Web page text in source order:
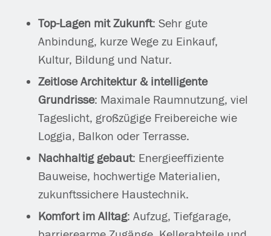
Top-Lagen mit Zukunft: Sehr gute
Anbindung, kurze Wege zu Einkauf,
Kultur, Bildung und Natur.
Zeitlose Architektur & intelligente
Grundrisse: Maximale Raumnutzung, viel
Tageslicht, großzügige Freibereiche wie
Loggia, Balkon oder Terrasse.
Nachhaltig gebaut: Energieeffiziente
Bauweise, hochwertige Materialien,
zukunftssichere Haustechnik.
Komfort im Alltag: Aufzug, Tiefgarage,